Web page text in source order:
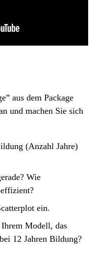
aus dem Package
und machen Sie sich
(Anzahl Jahre)
Wie
ein.
Modell, das
12 Jahren Bildung?